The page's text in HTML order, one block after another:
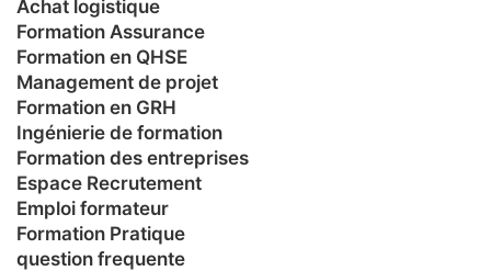
Achat logistique
Formation Assurance
Formation en QHSE
Management de projet
Formation en GRH
Ingénierie de formation
Formation des entreprises
Espace Recrutement
Emploi formateur
Formation Pratique
question frequente